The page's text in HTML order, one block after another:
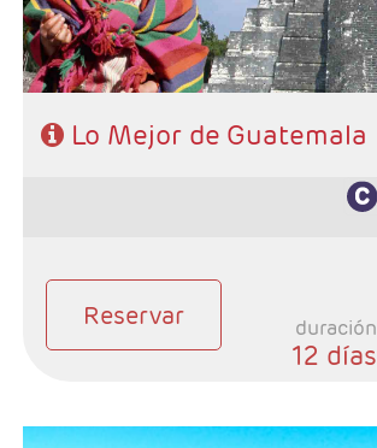
Lo Mejor de Guatemala
Reservar duración
12 días